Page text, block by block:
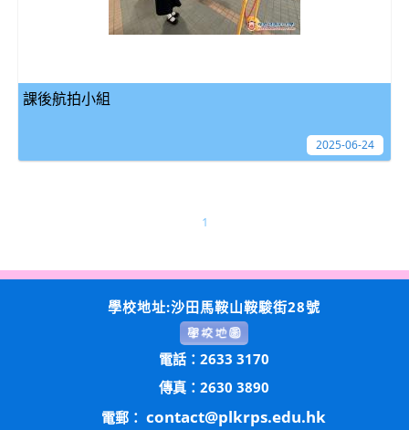
課後航拍小組
2025-06-24
1
學校地址:沙田馬鞍山鞍駿街28號
電話：2633 3170
傳真：2630 3890
電郵： contact@plkrps.edu.hk